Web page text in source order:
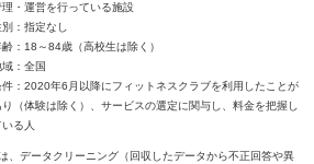
理・運営を行っている施設
別：指定なし
齢：18～84歳（高校生は除く）
域：全国
件：2020年6月以降にフィットネスクラブを利用したことが
り（体験は除く）、サービスの選定に関与し、料金を把握し
いる人
、データクリーニング（回収したデータから不正回答や異